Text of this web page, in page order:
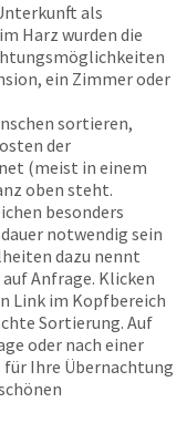
als
Harz wurden die
ein Zimmer oder
sortieren,
der
(meist in einem
oben steht.
besonders
notwendig sein
dazu nennt
Anfrage. Klicken
Link im Kopfbereich
Sortierung. Auf
oder nach einer
für Ihre Übernachtung